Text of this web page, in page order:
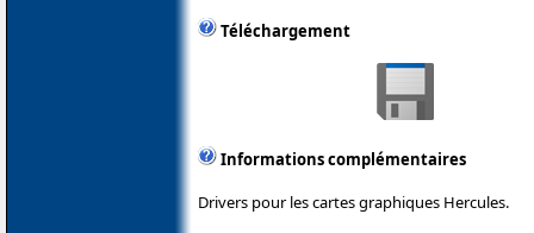
Téléchargement
Informations complémentaires
Drivers pour les cartes graphiques Hercules.